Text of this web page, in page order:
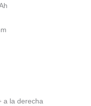
a la derecha